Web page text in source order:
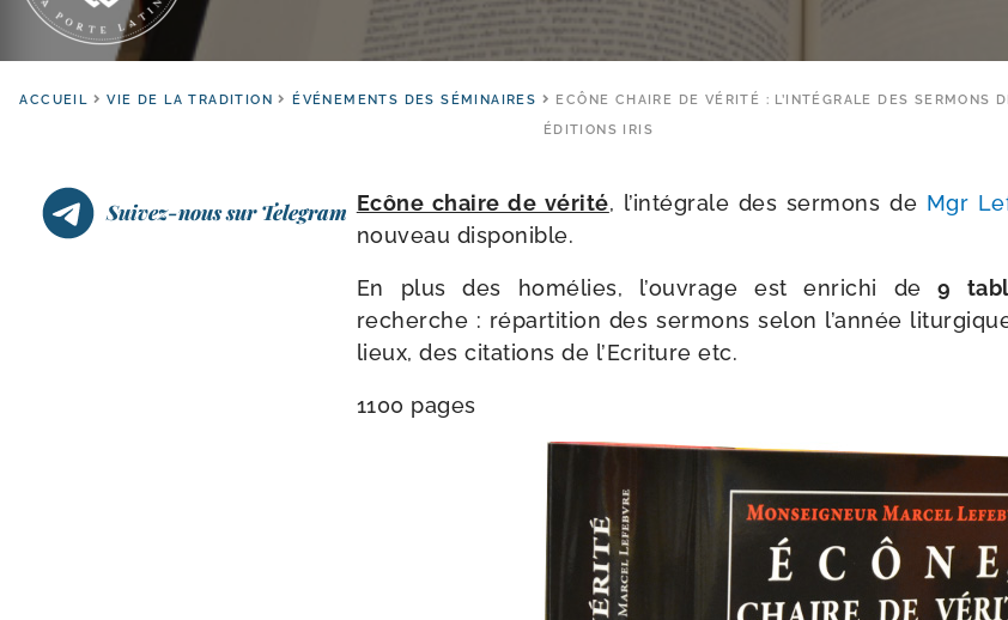
ACCUEIL VIE DE LA TRADITION ÉVÉNEMENTS DES SÉMINAIRES
ECÔNE CHAIRE DE VÉRITÉ : L’INTÉGRALE DES SERMONS
ÉDITIONS IRIS
Suivez-nous sur Telegram Ecône chaire de véri­té, l’intégrale des ser­mons de Mgr
nou­veau disponible.
En plus des homé­lies, l’ouvrage est enri­chi de9
recherche : répar­ti­tion des ser­mons selon l’année
lieux, des cita­tions de l’Ecriture etc.
1100 pages